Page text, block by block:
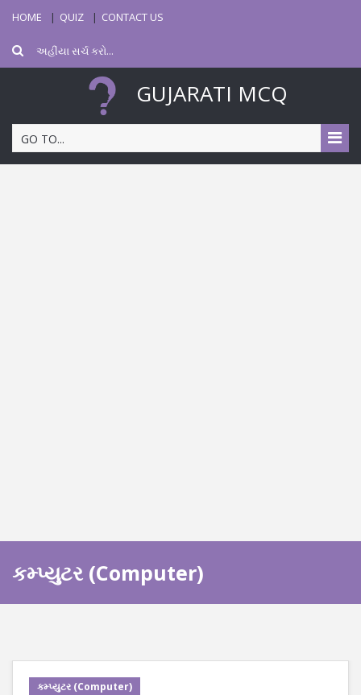
HOME QUIZ CONTACT US
GUJARATI MCQ
GO TO...
કમ્પ્યુટર (Computer)
કમ્પ્યુટર (Computer)